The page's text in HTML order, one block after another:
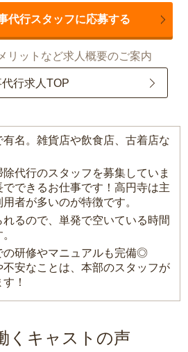
代行スタッフに応募する
リットなど求人概要のご案内
行求人TOP
名。雑貨店や飲食店、古着店な
代行のスタッフを募集していま
できるお仕事です！高円寺は主
者が多いのが特徴です。
るので、単発で空いている時間
の研修やマニュアルも完備◎
安なことは、本部のスタッフが
！
くキャストの声